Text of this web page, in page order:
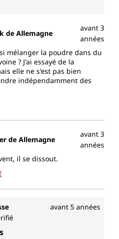
de Allemagne
avant 3
années
mélanger la poudre dans du
? J'ai essayé de la
elle ne s'est pas bien
indépendamment des
de Allemagne
avant 3
années
il se dissout.
avant 5 années
étoiles